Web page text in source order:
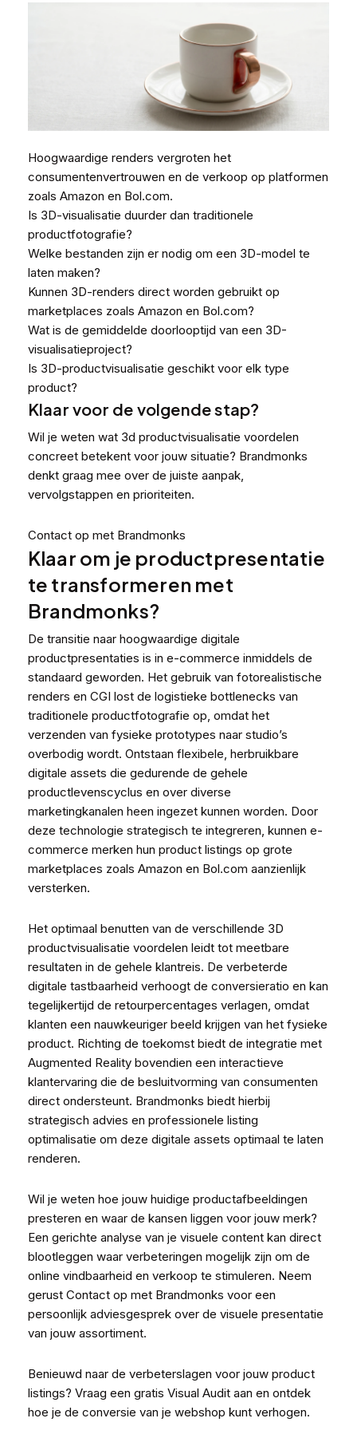
Hoogwaardige renders vergroten het
consumentenvertrouwen en de verkoop op platformen
zoals Amazon en Bol.com.
Is 3D-visualisatie duurder dan traditionele
productfotografie?
Welke bestanden zijn er nodig om een 3D-model te
laten maken?
Kunnen 3D-renders direct worden gebruikt op
marketplaces zoals Amazon en Bol.com?
Wat is de gemiddelde doorlooptijd van een 3D-
visualisatieproject?
Is 3D-productvisualisatie geschikt voor elk type
product?
Klaar voor de volgende stap?
Wil je weten wat 3d productvisualisatie voordelen
concreet betekent voor jouw situatie? Brandmonks
denkt graag mee over de juiste aanpak,
vervolgstappen en prioriteiten.
Contact op met Brandmonks
Klaar om je productpresentatie
te transformeren met
Brandmonks?
De transitie naar hoogwaardige digitale
productpresentaties is in e-commerce inmiddels de
standaard geworden. Het gebruik van fotorealistische
renders en CGI lost de logistieke bottlenecks van
traditionele productfotografie op, omdat het
verzenden van fysieke prototypes naar studio’s
overbodig wordt. Ontstaan flexibele, herbruikbare
digitale assets die gedurende de gehele
productlevenscyclus en over diverse
marketingkanalen heen ingezet kunnen worden. Door
deze technologie strategisch te integreren, kunnen e-
commerce merken hun product listings op grote
marketplaces zoals Amazon en Bol.com aanzienlijk
versterken.
Het optimaal benutten van de verschillende 3D
productvisualisatie voordelen leidt tot meetbare
resultaten in de gehele klantreis. De verbeterde
digitale tastbaarheid verhoogt de conversieratio en kan
tegelijkertijd de retourpercentages verlagen, omdat
klanten een nauwkeuriger beeld krijgen van het fysieke
product. Richting de toekomst biedt de integratie met
Augmented Reality bovendien een interactieve
klantervaring die de besluitvorming van consumenten
direct ondersteunt. Brandmonks biedt hierbij
strategisch advies en professionele listing
optimalisatie om deze digitale assets optimaal te laten
renderen.
Wil je weten hoe jouw huidige productafbeeldingen
presteren en waar de kansen liggen voor jouw merk?
Een gerichte analyse van je visuele content kan direct
blootleggen waar verbeteringen mogelijk zijn om de
online vindbaarheid en verkoop te stimuleren. Neem
gerust Contact op met Brandmonks voor een
persoonlijk adviesgesprek over de visuele presentatie
van jouw assortiment.
Benieuwd naar de verbeterslagen voor jouw product
listings? Vraag een gratis Visual Audit aan en ontdek
hoe je de conversie van je webshop kunt verhogen.